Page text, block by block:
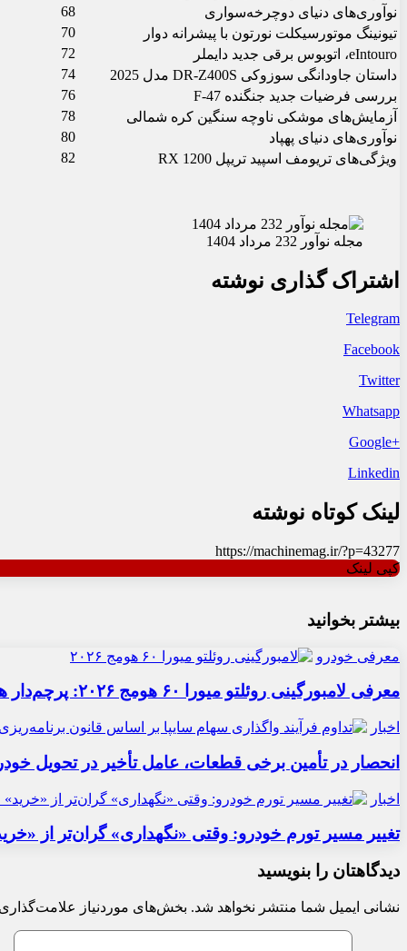
نوآوری‌های دنیای دوچرخه‌سواری
68
تیونینگ موتورسیکلت نورتون با پیشرانه دوار
70
eIntouro، اتوبوس برقی جدید دایملر
72
داستان جاودانگی سوزوکی DR-Z400S مدل 2025
74
بررسی فرضیات جدید جنگنده F-47
76
آزمایش‌های موشکی ناوچه سنگین کره شمالی
78
نوآوری‌های دنیای پهپاد
80
ویژگی‌های تریومف اسپید تریپل RX 1200
82
مجله نوآور 232 مرداد 1404
اشتراک گذاری نوشته
Telegram
Facebook
Twitter
Whatsapp
+Google
Linkedin
لینک کوتاه نوشته
https://machinemag.ir/?p=43277
کپی لینک
بیشتر بخوانید
معرفی خودرو
معرفی لامبورگینی روئلتو میورا ۶۰ هومج ۲۰۲۶: پرچم‌دار هیبریدی
اخبار
انحصار در تأمین برخی قطعات، عامل تأخیر در تحویل
اخبار
تغییر مسیر تورم خودرو: وقتی «نگهداری» گران‌تر از
دیدگاهتان را بنویسید
نشانی ایمیل شما منتشر نخواهد شد. بخش‌های موردنیاز